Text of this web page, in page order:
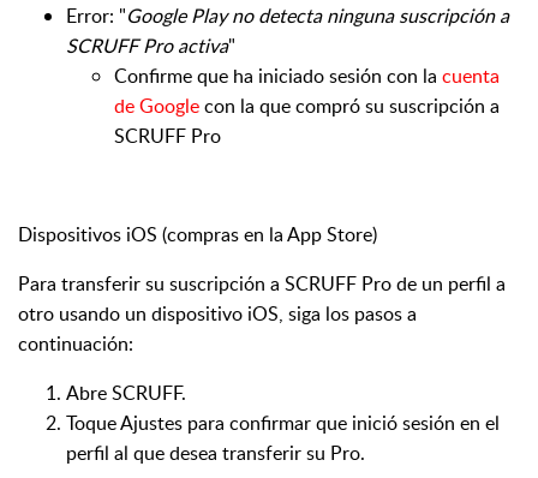
Error: "Google Play no detecta ninguna suscripción a
SCRUFF Pro activa"
Confirme que ha iniciado sesión con la cuenta
de Googlecon la que compró su suscripción a
SCRUFF Pro
Dispositivos iOS (compras en la App Store)
Para transferir su suscripción a SCRUFF Pro de un perfil a
otro usando un dispositivo iOS, siga los pasos a
continuación:
Abre SCRUFF.
Toque Ajustes para confirmar que inició sesión en el
perfil al que desea transferir su Pro.